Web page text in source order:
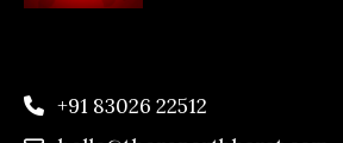
+91 83026 22512